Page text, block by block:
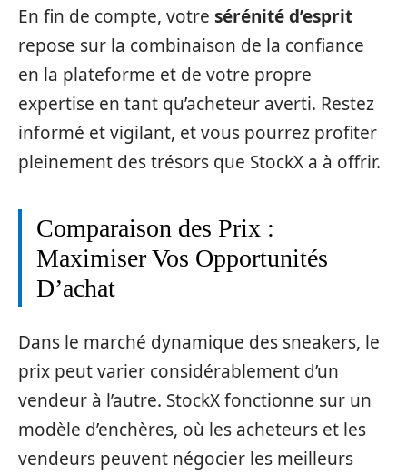
En fin de compte, votre sérénité d’esprit
repose sur la combinaison de la confiance
en la plateforme et de votre propre
expertise en tant qu’acheteur averti. Restez
informé et vigilant, et vous pourrez profiter
pleinement des trésors que StockX a à offrir.
Comparaison des Prix :
Maximiser Vos Opportunités
D’achat
Dans le marché dynamique des sneakers, le
prix peut varier considérablement d’un
vendeur à l’autre. StockX fonctionne sur un
modèle d’enchères, où les acheteurs et les
vendeurs peuvent négocier les meilleurs